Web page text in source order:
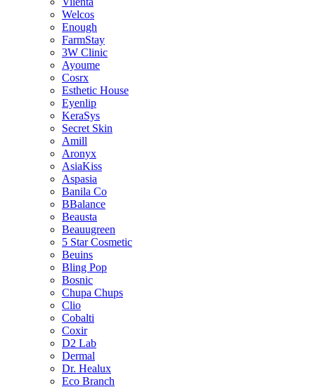
Welcos
Enough
FarmStay
3W Clinic
Ayoume
Cosrx
Esthetic House
Eyenlip
KeraSys
Secret Skin
Amill
Aronyx
AsiaKiss
Aspasia
Banila Co
BBalance
Beausta
Beauugreen
5 Star Cosmetic
Beuins
Bling Pop
Bosnic
Chupa Chups
Clio
Cobalti
Coxir
D2 Lab
Dermal
Dr. Healux
Eco Branch